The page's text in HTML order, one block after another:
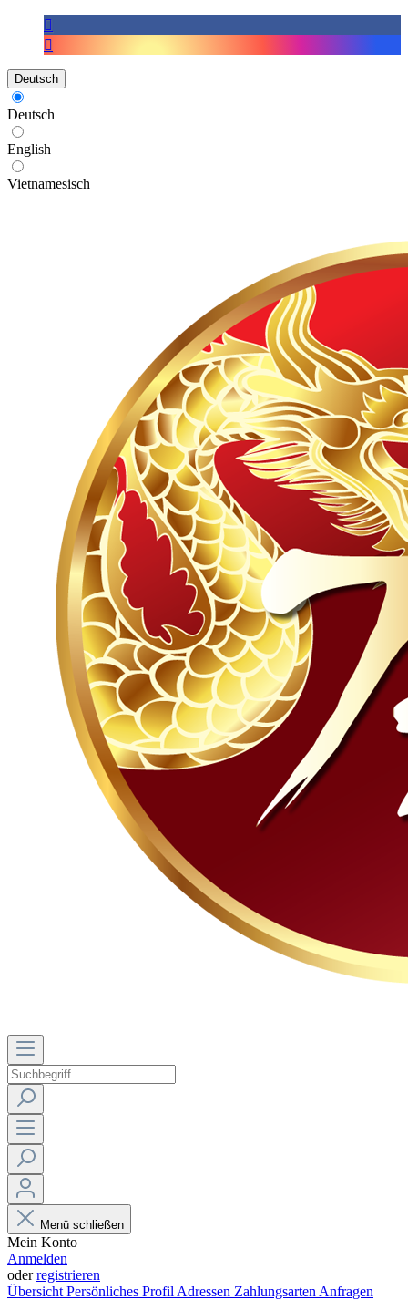
Deutsch
Deutsch
English
Vietnamesisch
Menü schließen
Mein Konto
Anmelden
oderregistrieren
Übersicht Persönliches Profil Adressen Zahlungsarten Anfragen